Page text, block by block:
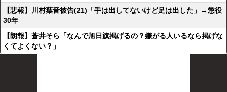
【悲報】川村葉音被告(21)「手は出してないけど足は出した」→懲役
30年
【朗報】蒼井そら「なんで旭日旗掲げるの？嫌がる人いるなら掲げな
くてよくない？」